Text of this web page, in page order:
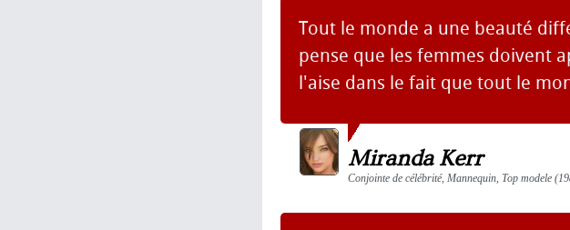
Tout le monde a une beauté
pense que les femmes doivent
l'aise dans le fait que tout le
Miranda Kerr
Conjointe de célébrité, Mannequin, Top modele